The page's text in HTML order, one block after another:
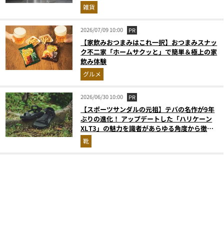
雑貨
2026/07/09 10:00 PR
【家飲みおつまみはこれ一択】おつまみスナッ
ク不二家「ホームサクッと」で簡単＆極上の家
飲み体験
グルメ
2026/06/30 10:00 PR
【スポーツサンダルの元祖】テバの名作が9年
ぶりの進化！ アップデートした「ハリケーン
XLT3」の魅力を識者があらゆる角度から徹底
解説！
靴